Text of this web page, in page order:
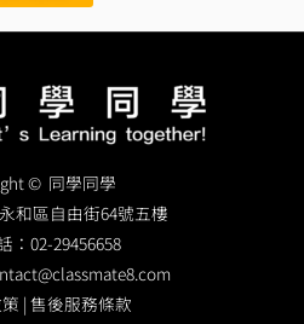
© 同學同學
和區自由街64號五樓
： 02-29456658
| 售後服務條款